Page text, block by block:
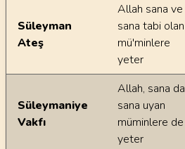
Süleyman
Ateş
Allah sana ve
sana tabi olan
mü'minlere
yeter
Süleymaniye
Vakfı
Allah, sana da
sana uyan
müminlere de
yeter